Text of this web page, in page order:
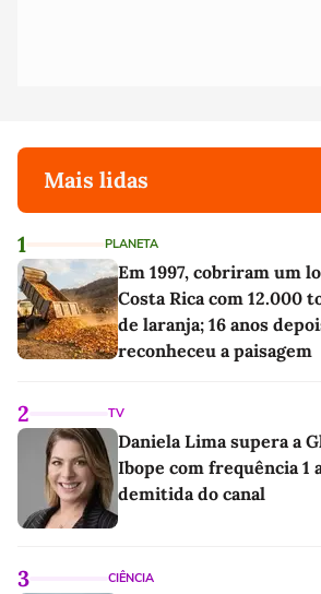
Mais lidas
1 PLANETA
Em 1997, cobriram um
Costa Rica com 12.000
de laranja; 16 anos
reconheceu a paisagem
2 TV
Daniela Lima supera a
Ibope com frequência 1
demitida do canal
3 CIÊNCIA